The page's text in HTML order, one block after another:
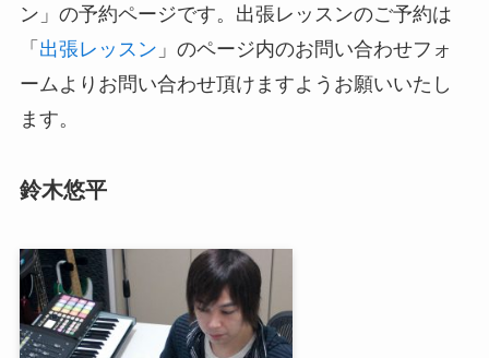
ン」の予約ページです。出張レッスンのご予約は
「 出張レッスン 」のページ内のお問い合わせフォ
ームよりお問い合わせ頂けますようお願いいたし
ます。
鈴木悠平